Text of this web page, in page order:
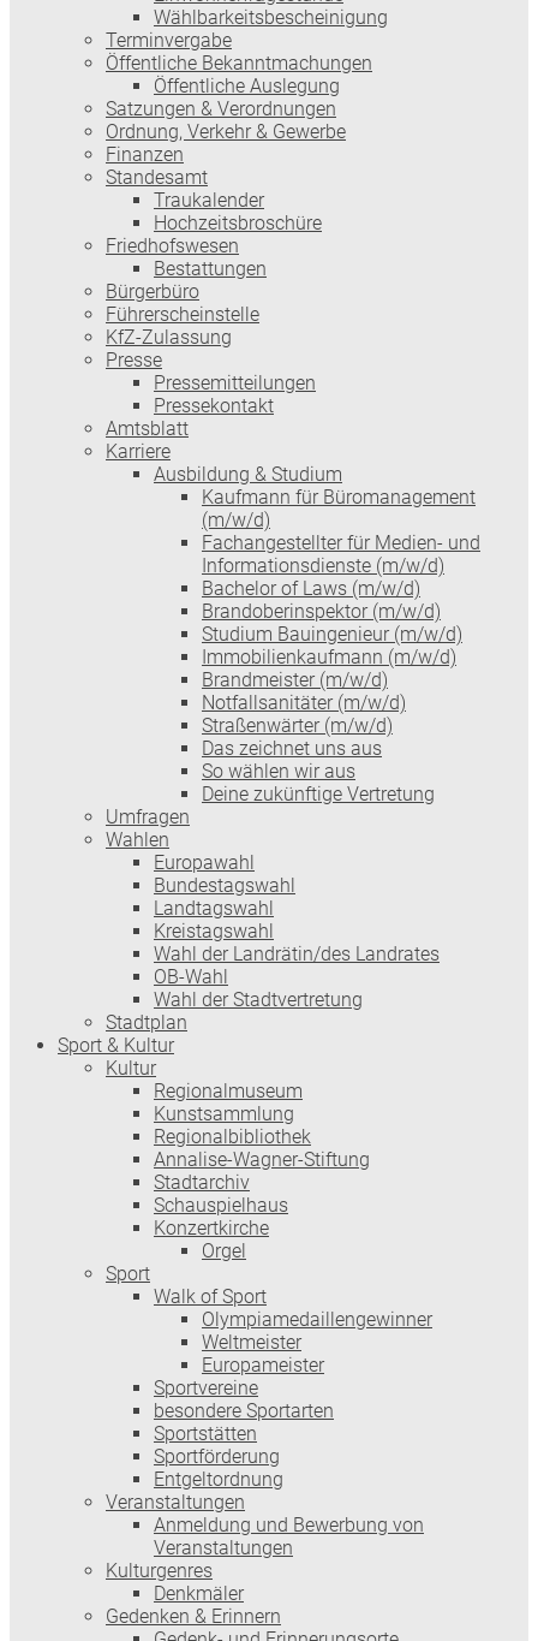
Wählbarkeitsbescheinigung
Terminvergabe
Öffentliche Bekanntmachungen
Öffentliche Auslegung
Satzungen & Verordnungen
Ordnung, Verkehr & Gewerbe
Finanzen
Standesamt
Traukalender
Hochzeitsbroschüre
Friedhofswesen
Bestattungen
Bürgerbüro
Führerscheinstelle
KfZ-Zulassung
Presse
Pressemitteilungen
Pressekontakt
Amtsblatt
Karriere
Ausbildung & Studium
Kaufmann für Büromanagement
(m/w/d)
Fachangestellter für Medien- und
Informationsdienste (m/w/d)
Bachelor of Laws (m/w/d)
Brandoberinspektor (m/w/d)
Studium Bauingenieur (m/w/d)
Immobilienkaufmann (m/w/d)
Brandmeister (m/w/d)
Notfallsanitäter (m/w/d)
Straßenwärter (m/w/d)
Das zeichnet uns aus
So wählen wir aus
Deine zukünftige Vertretung
Umfragen
Wahlen
Europawahl
Bundestagswahl
Landtagswahl
Kreistagswahl
Wahl der Landrätin/des Landrates
OB-Wahl
Wahl der Stadtvertretung
Stadtplan
Sport & Kultur
Kultur
Regionalmuseum
Kunstsammlung
Regionalbibliothek
Annalise-Wagner-Stiftung
Stadtarchiv
Schauspielhaus
Konzertkirche
Orgel
Sport
Walk of Sport
Olympiamedaillengewinner
Weltmeister
Europameister
Sportvereine
besondere Sportarten
Sportstätten
Sportförderung
Entgeltordnung
Veranstaltungen
Anmeldung und Bewerbung von
Veranstaltungen
Kulturgenres
Denkmäler
Gedenken & Erinnern